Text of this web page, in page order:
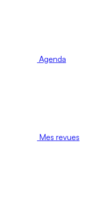
Agenda
Mes revues